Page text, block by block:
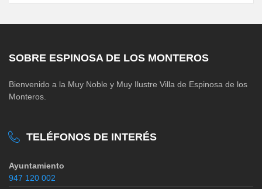
SOBRE ESPINOSA DE LOS MONTEROS
Bienvenido a la Muy Noble y Muy Ilustre Villa de Espinosa de los
Monteros.
TELÉFONOS DE INTERÉS
Ayuntamiento
947 120 002